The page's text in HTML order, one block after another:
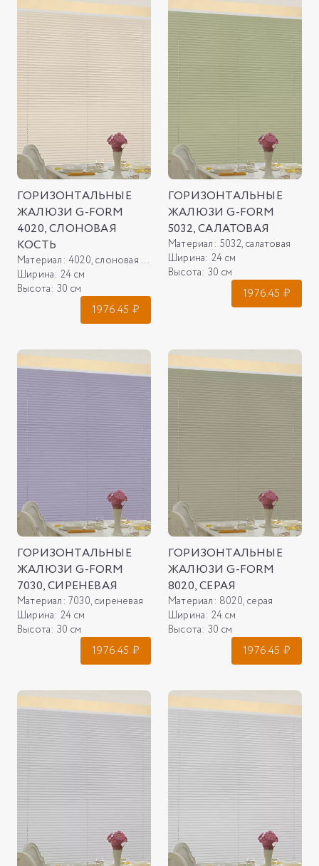
ГОРИЗОНТАЛЬНЫЕ
ЖАЛЮЗИ G-FORM
4020, СЛОНОВАЯ
КОСТЬ
Материал: 4020, слоновая кость
Ширина: 24 см
Высота: 30 см
1976.45 ₽
ГОРИЗОНТАЛЬНЫЕ
ЖАЛЮЗИ G-FORM
5032, САЛАТОВАЯ
Материал: 5032, салатовая
Ширина: 24 см
Высота: 30 см
1976.45 ₽
ГОРИЗОНТАЛЬНЫЕ
ЖАЛЮЗИ G-FORM
7030, СИРЕНЕВАЯ
Материал: 7030, сиреневая
Ширина: 24 см
Высота: 30 см
1976.45 ₽
ГОРИЗОНТАЛЬНЫЕ
ЖАЛЮЗИ G-FORM
8020, СЕРАЯ
Материал: 8020, серая
Ширина: 24 см
Высота: 30 см
1976.45 ₽